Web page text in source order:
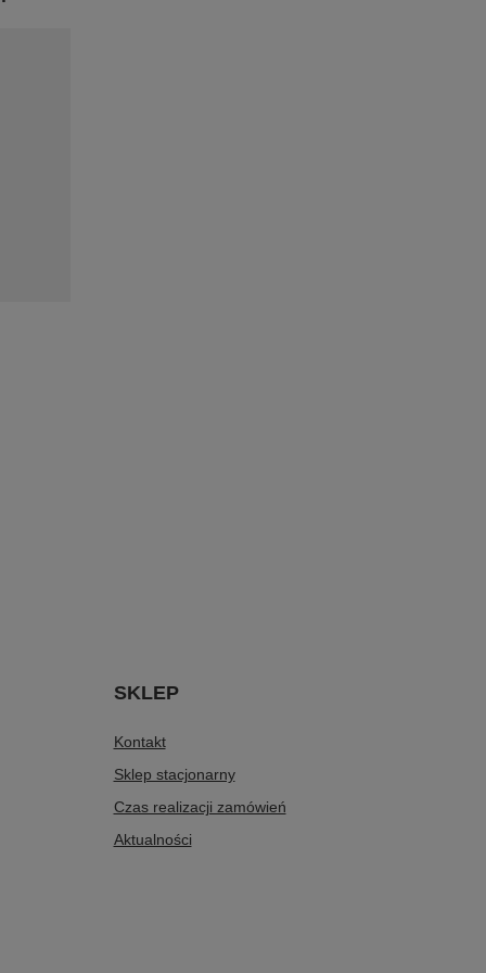
SKLEP
Kontakt
Sklep stacjonarny
Czas realizacji zamówień
Aktualności